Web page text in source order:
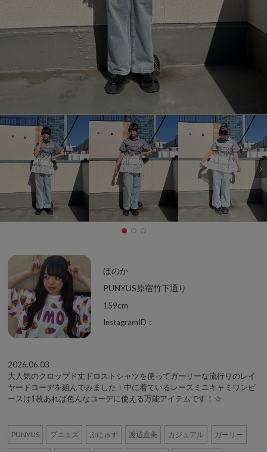
ほのか
PUNYUS原宿竹下通り
159cm
InstagramID：
2026.06.03
大人気のクロップド丈ドロストシャツを使ってガーリーな流行りのレイ
ヤードコーデを組んでみました！中に着ているレースミニキャミワンピ
ースは1枚あれば色んなコーデに使える万能アイテムです！☆
PUNYUS プニュズ ぷにゅず 渡辺直美 カジュアル ガーリー